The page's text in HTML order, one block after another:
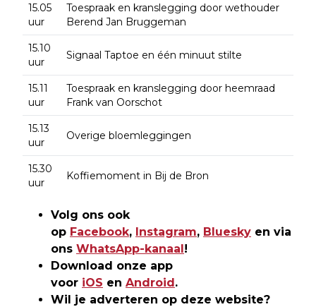
15.05
uur
Toespraak en kranslegging door wethouder
Berend Jan Bruggeman
15.10
uur
Signaal Taptoe en één minuut stilte
15.11
uur
Toespraak en kranslegging door heemraad
Frank van Oorschot
15.13
uur
Overige bloemleggingen
15.30
uur
Koffiemoment in Bij de Bron
Volg ons ook
op Facebook, Instagram, Bluesky en via
ons WhatsApp-kanaal!
Download onze app
voor iOS en Android.
Wil je adverteren op deze website?